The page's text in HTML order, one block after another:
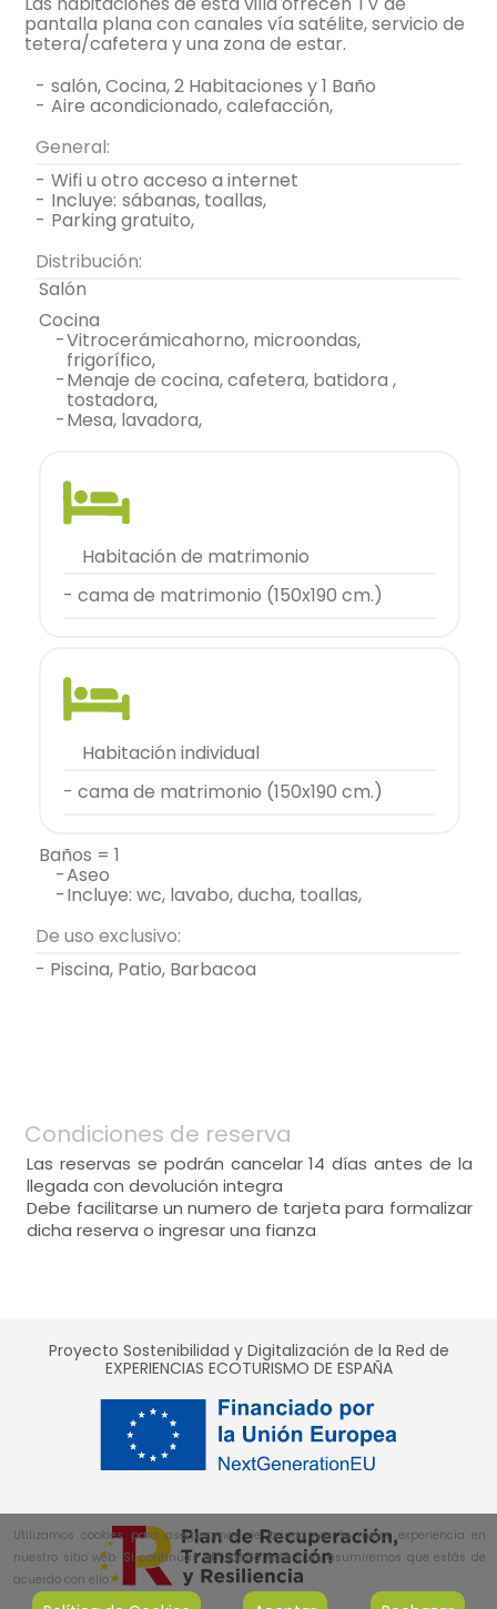
pantalla plana con canales vía satélite, servicio de
tetera/cafetera y una zona de estar.
- salón, Cocina, 2 Habitaciones y 1 Baño
-
aire acondicionado, calefacción,
General:
-
wifi u otro acceso a internet
- incluye: sábanas, toallas,
-
parking gratuito,
Distribución:
salón
cocina
-vitrocerámicahorno, microondas,
frigorífico,
-menaje de cocina, cafetera, batidora ,
tostadora,
- mesa, lavadora,
habitación de matrimonio
- cama de matrimonio (150x190 cm.)
habitación individual
- cama de matrimonio (150x190 cm.)
baños = 1
- aseo
- incluye: wc, lavabo, ducha, toallas,
De uso exclusivo:
- Piscina, Patio, Barbacoa
Condiciones de reserva
Las reservas se podrán cancelar 14 días antes de la
llegada con devolución integra
Debe facilitarse un numero de tarjeta para formalizar
dicha reserva o ingresar una fianza
Proyecto Sostenibilidad y Digitalización de la Red de
EXPERIENCIAS ECOTURISMO DE ESPAÑA
Utilizamos cookies para asegurarnos de brindarnos la mejor experiencia en
nuestro sitio web. Si continúas utilizando este sitio, asumiremos que estás de
acuerdo con ello.